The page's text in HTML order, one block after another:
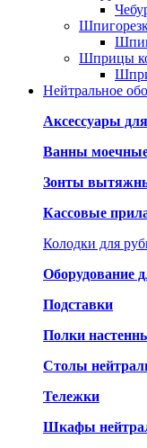
Шприцы
Нейтральное
Аксессуары
Ванны
Зонты
Кассовые
Колодки для
Оборудование
Подставки
Полки
Столы
Тележки
Шкафы